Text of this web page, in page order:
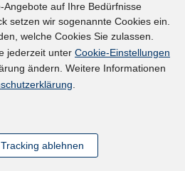
Partner. Ein
Berufsorientierung und
auf Ihre Bedürfnisse
setzen wir sogenannte Cookies ein.
welche Cookies Sie zulassen.
jederzeit unter Cookie-Einstellungen
ändern. Weitere Informationen
.
Tracking ablehnen